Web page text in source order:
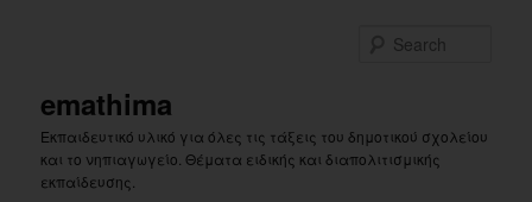
emathima
Εκπαιδευτικό υλικό για όλες τις τάξεις του δημοτικού σχολείου
και το νηπιαγωγείο. Θέματα ειδικής και διαπολιτισμικής
εκπαίδευσης.